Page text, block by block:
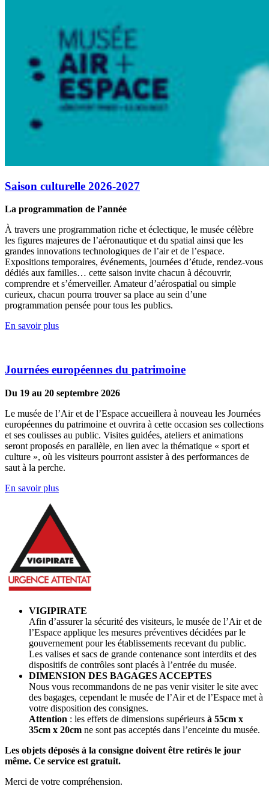
Saison culturelle 2026-2027
La programmation de l’année
À travers une programmation riche et éclectique, le musée célèbre
les figures majeures de l’aéronautique et du spatial ainsi que les
grandes innovations technologiques de l’air et de l’espace.
Expositions temporaires, événements, journées d’étude, rendez-vous
dédiés aux familles… cette saison invite chacun à découvrir,
comprendre et s’émerveiller. Amateur d’aérospatial ou simple
curieux, chacun pourra trouver sa place au sein d’une
programmation pensée pour tous les publics.
En savoir plus
Journées européennes du patrimoine
Du 19 au 20 septembre 2026
Le musée de l’Air et de l’Espace accueillera à nouveau les Journées
européennes du patrimoine et ouvrira à cette occasion ses collections
et ses coulisses au public. Visites guidées, ateliers et animations
seront proposés en parallèle, en lien avec la thématique « sport et
culture », où les visiteurs pourront assister à des performances de
saut à la perche.
En savoir plus
VIGIPIRATE
Afin d’assurer la sécurité des visiteurs, le musée de l’Air et de
l’Espace applique les mesures préventives décidées par le
gouvernement pour les établissements recevant du public.
Les valises et sacs de grande contenance sont interdits et des
dispositifs de contrôles sont placés à l’entrée du musée.
DIMENSION DES BAGAGES ACCEPTES
Nous vous recommandons de ne pas venir visiter le site avec
des bagages, cependant le musée de l’Air et de l’Espace met à
votre disposition des consignes.
Attention : les effets de dimensions supérieurs à 55cm x
35cm x 20cm ne sont pas acceptés dans l’enceinte du musée.
Les objets déposés à la consigne doivent être retirés le jour
même. Ce service est gratuit.
Merci de votre compréhension.